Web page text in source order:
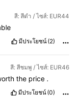
สี: สีดำ / ไซส์: EUR44
มีประโยชน์ (2)
สี: สีชมพู / ไซส์: EUR46
the price .
มีประโยชน์ (0)